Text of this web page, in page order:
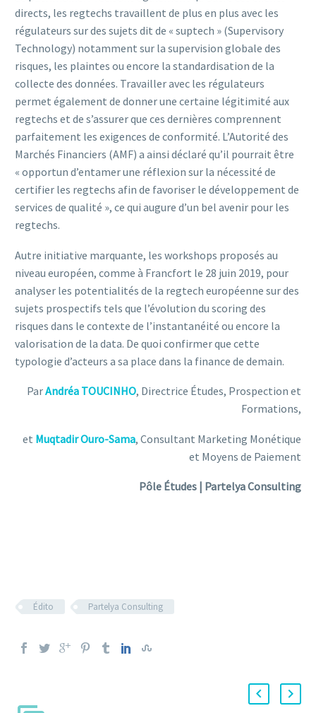
directs, les regtechs travaillent de plus en plus avec les
régulateurs sur des sujets dit de « suptech » (Supervisory
Technology) notamment sur la supervision globale des
risques, les plaintes ou encore la standardisation de la
collecte des données. Travailler avec les régulateurs
permet également de donner une certaine légitimité aux
regtechs et de s’assurer que ces dernières comprennent
parfaitement les exigences de conformité. L’Autorité des
Marchés Financiers (AMF) a ainsi déclaré qu’il pourrait être
« opportun d’entamer une réflexion sur la nécessité de
certifier les regtechs afin de favoriser le développement de
services de qualité », ce qui augure d’un bel avenir pour les
regtechs.
Autre initiative marquante, les workshops proposés au
niveau européen, comme à Francfort le 28 juin 2019, pour
analyser les potentialités de la regtech européenne sur des
sujets prospectifs tels que l’évolution du scoring des
risques dans le contexte de l’instantanéité ou encore la
valorisation de la data. De quoi confirmer que cette
typologie d’acteurs a sa place dans la finance de demain.
ParAndréa TOUCINHO, Directrice Études, Prospection et
Formations,
et Muqtadir Ouro-Sama, Consultant Marketing Monétique
et Moyens de Paiement
Pôle Études | Partelya Consulting
Édito Partelya Consulting